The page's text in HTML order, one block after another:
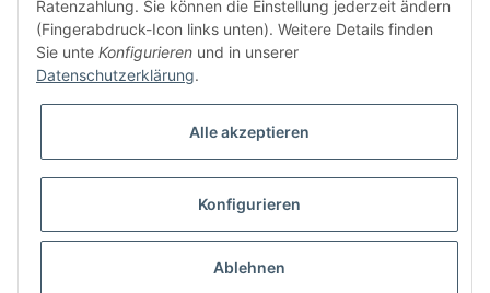
* Alle Preise inkl. gesetzlicher USt., zzgl.
Besucherzähler: 5851258
UmsetzungVlarom E-Commerce Agentur| Powered byJTL-Shop|
CLEARIX JTL-Shop Template
Ratenzahlung. Sie können die Einstellung jederzeit ändern
(Fingerabdruck-Icon links unten). Weitere Details finden
Sie unte Konfigurieren und in unserer
Datenschutzerklärung.
Alle akzeptieren
Konfigurieren
Ablehnen